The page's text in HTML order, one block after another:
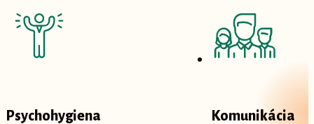
Psychohygiena Komunikácia